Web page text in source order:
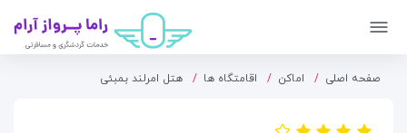
صفحه اصلی اماکن اقامتگاه ها هتل امرلند بمبئی